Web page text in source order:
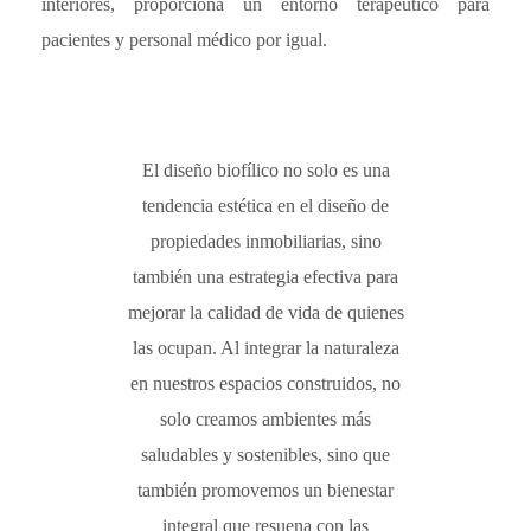
pacientes y personal médico por igual.
El diseño biofílico no solo es una
tendencia estética en el diseño de
propiedades inmobiliarias, sino
también una estrategia efectiva para
mejorar la calidad de vida de quienes
las ocupan. Al integrar la naturaleza
en nuestros espacios construidos, no
solo creamos ambientes más
saludables y sostenibles, sino que
también promovemos un bienestar
integral que resuena con las